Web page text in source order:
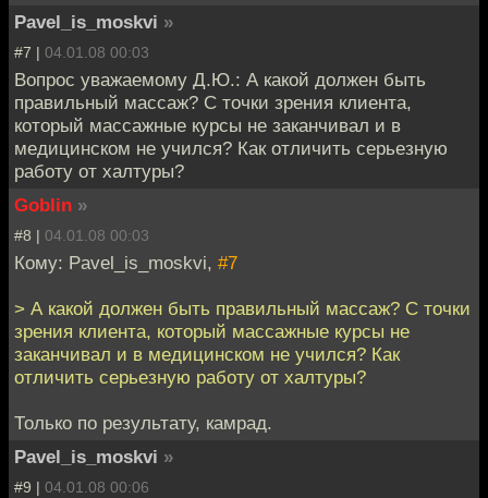
Pavel_is_moskvi »
#7 | 04.01.08 00:03
Вопрос уважаемому Д.Ю.: А какой должен быть
правильный массаж? С точки зрения клиента,
который массажные курсы не заканчивал и в
медицинском не учился? Как отличить серьезную
работу от халтуры?
Goblin »
#8 | 04.01.08 00:03
Кому: Pavel_is_moskvi, #7
> А какой должен быть правильный массаж? С точки
зрения клиента, который массажные курсы не
заканчивал и в медицинском не учился? Как
отличить серьезную работу от халтуры?
Только по результату, камрад.
Pavel_is_moskvi »
#9 | 04.01.08 00:06